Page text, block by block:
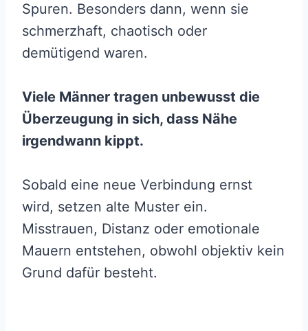
Spuren. Besonders dann, wenn sie
schmerzhaft, chaotisch oder
demütigend waren.
Viele Männer tragen unbewusst die
Überzeugung in sich, dass Nähe
irgendwann kippt.
Sobald eine neue Verbindung ernst
wird, setzen alte Muster ein.
Misstrauen, Distanz oder emotionale
Mauern entstehen, obwohl objektiv kein
Grund dafür besteht.